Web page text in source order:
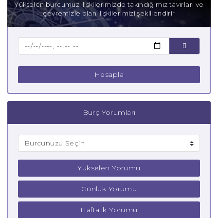
Baba Terazi Burcu
Yükselen burcumuz ilişkilerimizde takındığımız tavırları ve
çevremizle olan ilişkilerimizi şekillendirir
Hesapla
Burç Yorumları
Yükselen Yorumu
Günlük Yorumu
Haftalık Yorumu